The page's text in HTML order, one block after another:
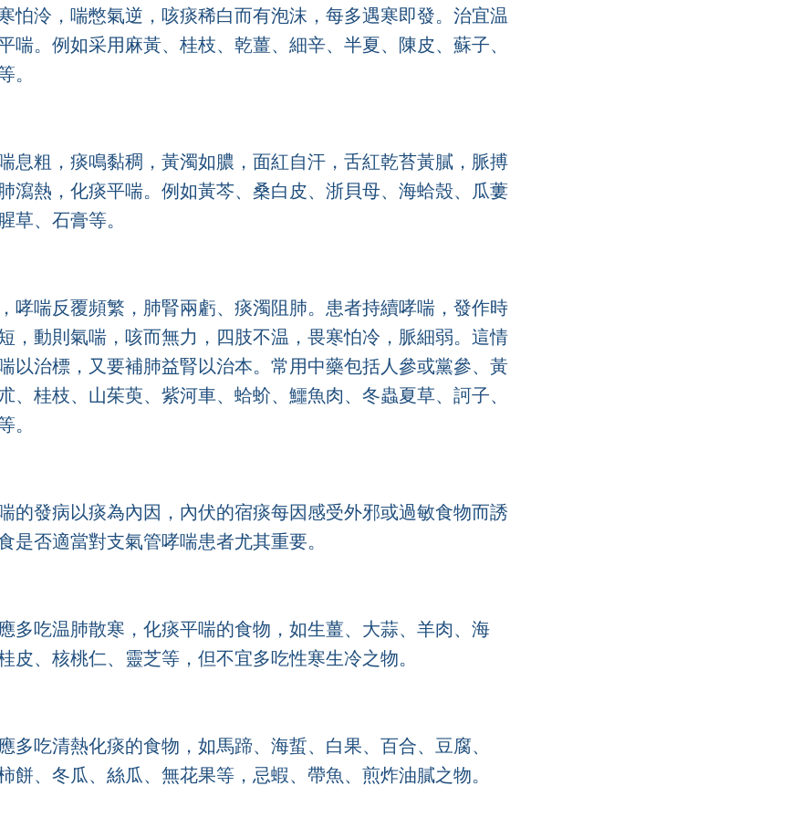
怕泠，喘憋氣逆，咳痰稀白而有泡沫，每多遇寒即發。治宜温
喘。例如采用麻黃、桂枝、乾薑、細辛、半夏、陳皮、蘇子、
。
息粗，痰鳴黏稠，黃濁如膿，面紅自汗，舌紅乾苔黃膩，脈搏
瀉熱，化痰平喘。例如黃芩、桑白皮、浙貝母、海蛤殼、瓜蔞
草、石膏等。
哮喘反覆頻繁，肺腎兩虧、痰濁阻肺。患者持續哮喘，發作時
，動則氣喘，咳而無力，四肢不温，畏寒怕冷，脈細弱。這情
以治標，又要補肺益腎以治本。常用中藥包括人參或黨參、黃
、桂枝、山茱萸、紫河車、蛤蚧、鱷魚肉、冬蟲夏草、訶子、
。
的發病以痰為內因，內伏的宿痰每因感受外邪或過敏食物而誘
是否適當對支氣管哮喘患者尤其重要。
多吃温肺散寒，化痰平喘的食物，如生薑、大蒜、羊肉、海
皮、核桃仁、靈芝等，但不宜多吃性寒生冷之物。
多吃清熱化痰的食物，如馬蹄、海蜇、白果、百合、豆腐、
餅、冬瓜、絲瓜、無花果等，忌蝦、帶魚、煎炸油膩之物。